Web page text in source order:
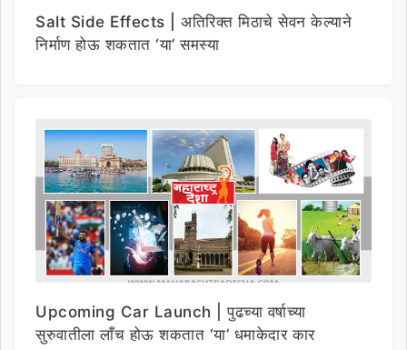
Salt Side Effects | अतिरिक्त मिठाचे सेवन केल्याने
निर्माण होऊ शकतात ‘या’ समस्या
Upcoming Car Launch | पुढच्या वर्षाच्या
सुरुवातीला लाँच होऊ शकतात ‘या’ धमाकेदार कार